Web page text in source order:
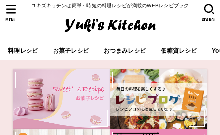
ユキズキッチンは簡単・時短の料理レシピが満載のWEBレシピブック
料理レシピ お菓子レシピ おつまみレシピ 低糖質レシピ
SEARCH
MENU